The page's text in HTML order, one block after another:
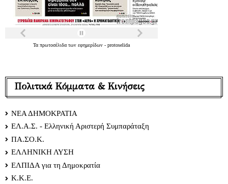
Τα πρωτοσέλιδα των εφημερίδων - protoselida
Πολιτικά Κόμματα & Κινήσεις
ΝΕΑ ΔΗΜΟΚΡΑΤΙΑ
ΕΛ.Α.Σ. - Ελληνική Αριστερή Συμπαράταξη
ΠΑ.ΣΟ.Κ.
ΕΛΛΗΝΙΚΗ ΛΥΣΗ
ΕΛΠΙΔΑ για τη Δημοκρατία
Κ.Κ.Ε.